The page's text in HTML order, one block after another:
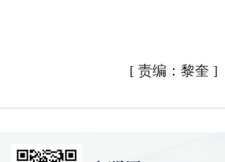
[ 责编：黎奎 ]